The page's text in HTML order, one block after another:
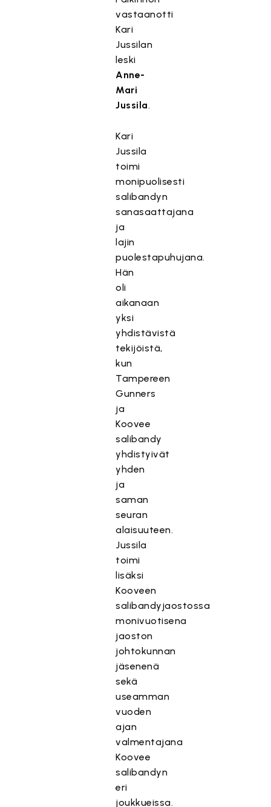
vastaanotti
Kari
Jussilan
leski
Anne-
Mari
Jussila.
Kari
Jussila
toimi
monipuolisesti
salibandyn
sanasaattajana
ja
lajin
puolestapuhujana.
Hän
oli
aikanaan
yksi
yhdistävistä
tekijöistä,
kun
Tampereen
Gunners
ja
Koovee
salibandy
yhdistyivät
yhden
ja
saman
seuran
alaisuuteen.
Jussila
toimi
lisäksi
Kooveen
salibandyjaostossa
monivuotisena
jaoston
johtokunnan
jäsenenä
sekä
useamman
vuoden
ajan
valmentajana
Koovee
salibandyn
eri
joukkueissa.